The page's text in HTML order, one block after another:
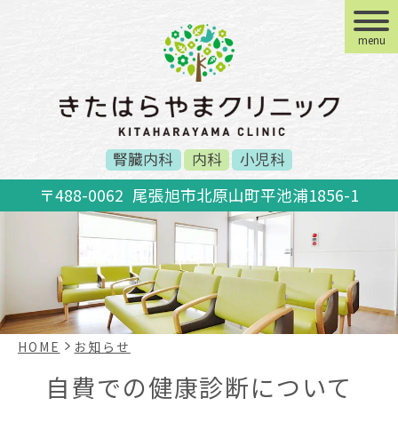
腎臓内科 内科 小児科
〒488-0062 尾張旭市北原山町平池浦1856-1
menu
HOME お知らせ
自費での健康診断について